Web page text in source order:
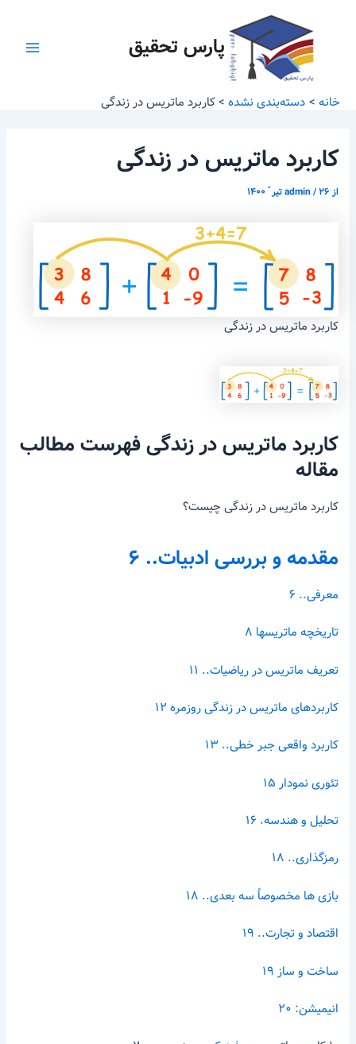
پارس تحقیق
خانه دسته‌بندی نشده کاربرد ماتریس در زندگی
کاربرد ماتریس در زندگی
از admin/۲۶ تیر ّ ۱۴۰۰
کاربرد ماتریس در زندگی
کاربرد ماتریس در زندگیفهرست مطالب
مقاله
کاربرد ماتریس در زندگی چیست؟
مقدمه و بررسی ادبیات.. ۶
معرفی.. ۶
تاریخچه ماتریسها ۸
تعریف ماتریس در ریاضیات.. ۱۱
کاربردهای ماتریس در زندگی روزمره ۱۲
کاربرد واقعی جبر خطی.. ۱۳
تئوری نمودار ۱۵
تحلیل و هندسه. ۱۶
رمزگذاری.. ۱۸
بازی ها مخصوصاً سه بعدی.. ۱۸
اقتصاد و تجارت.. ۱۹
ساخت و ساز ۱۹
انیمیشن: ۲۰